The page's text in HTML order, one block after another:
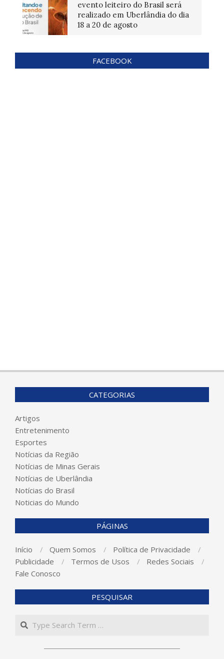
evento leiteiro do Brasil será
realizado em Uberlândia do dia
18 a 20 de agosto
FACEBOOK
CATEGORIAS
Artigos
Entretenimento
Esportes
Notícias da Região
Notícias de Minas Gerais
Notícias de Uberlândia
Notícias do Brasil
Noticias do Mundo
PÁGINAS
Início Quem Somos
Política de Privacidade
Publicidade
Termos de Usos
Redes Sociais
Fale Conosco
PESQUISAR
Search